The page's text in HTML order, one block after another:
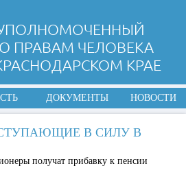
ПРАВАМ ЧЕЛОВЕКА
КРАЕ
ДОКУМЕНТЫ НОВОСТИ
В СИЛУ В
получат прибавку к пенсии